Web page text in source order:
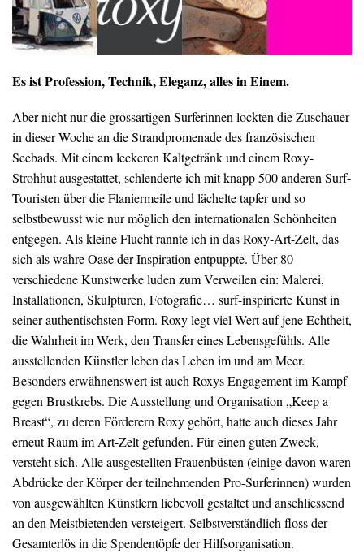
Es ist Profession, Technik, Eleganz, alles in Einem.
Aber nicht nur die grossartigen Surferinnen lockten die Zuschauer
in dieser Woche an die Strandpromenade des französischen
Seebads. Mit einem leckeren Kaltgetränk und einem Roxy-
Strohhut ausgestattet, schlenderte ich mit knapp 500 anderen Surf-
Touristen über die Flaniermeile und lächelte tapfer und so
selbstbewusst wie nur möglich den internationalen Schönheiten
entgegen. Als kleine Flucht rannte ich in das Roxy-Art-Zelt, das
sich als wahre Oase der Inspiration entpuppte. Über 80
verschiedene Kunstwerke luden zum Verweilen ein: Malerei,
Installationen, Skulpturen, Fotografie… surf-inspirierte Kunst in
seiner authentischsten Form. Roxy legt viel Wert auf jene Echtheit,
die Wahrheit im Werk, den Transfer eines Lebensgefühls. Alle
ausstellenden Künstler leben das Leben im und am Meer.
Besonders erwähnenswert ist auch Roxys Engagement im Kampf
gegen Brustkrebs. Die Ausstellung und Organisation „Keep a
Breast“, zu deren Förderern Roxy gehört, hatte auch dieses Jahr
erneut Raum im Art-Zelt gefunden. Für einen guten Zweck,
versteht sich. Alle ausgestellten Frauenbüsten (einige davon waren
Abdrücke der Körper der teilnehmenden Pro-Surferinnen) wurden
von ausgewählten Künstlern liebevoll gestaltet und anschliessend
an den Meistbietenden versteigert. Selbstverständlich floss der
Gesamterlös in die Spendentöpfe der Hilfsorganisation.